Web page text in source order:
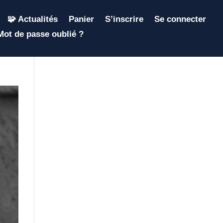
🧩 Actualités Panier S’inscrire
Se connecter
de passe oublié ?